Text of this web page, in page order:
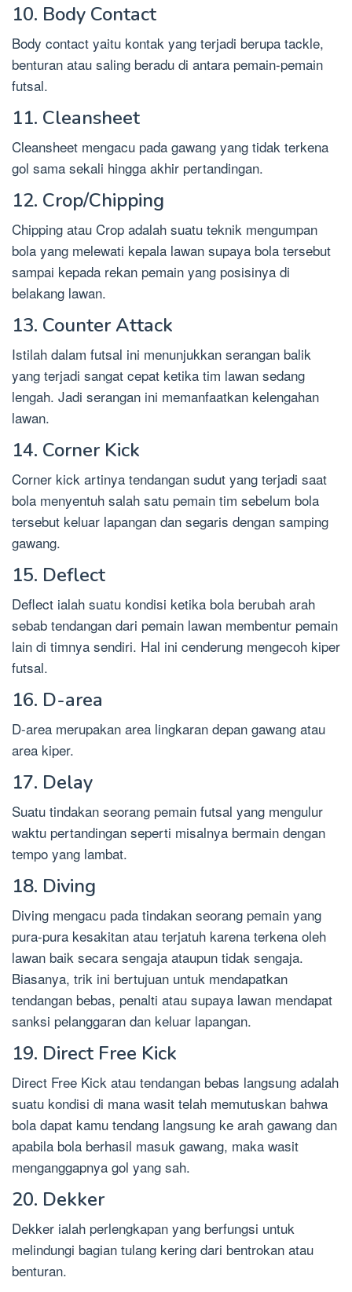
10. Body Contact
Body contact yaitu kontak yang terjadi berupa tackle,
benturan atau saling beradu di antara pemain-pemain
futsal.
11. Cleansheet
Cleansheet mengacu pada gawang yang tidak terkena
gol sama sekali hingga akhir pertandingan.
12. Crop/Chipping
Chipping atau Crop adalah suatu teknik mengumpan
bola yang melewati kepala lawan supaya bola tersebut
sampai kepada rekan pemain yang posisinya di
belakang lawan.
13. Counter Attack
Istilah dalam futsal ini menunjukkan serangan balik
yang terjadi sangat cepat ketika tim lawan sedang
lengah. Jadi serangan ini memanfaatkan kelengahan
lawan.
14. Corner Kick
Corner kick artinya tendangan sudut yang terjadi saat
bola menyentuh salah satu pemain tim sebelum bola
tersebut keluar lapangan dan segaris dengan samping
gawang.
15. Deflect
Deflect ialah suatu kondisi ketika bola berubah arah
sebab tendangan dari pemain lawan membentur pemain
lain di timnya sendiri. Hal ini cenderung mengecoh kiper
futsal.
16. D-area
D-area merupakan area lingkaran depan gawang atau
area kiper.
17. Delay
Suatu tindakan seorang pemain futsal yang mengulur
waktu pertandingan seperti misalnya bermain dengan
tempo yang lambat.
18. Diving
Diving mengacu pada tindakan seorang pemain yang
pura-pura kesakitan atau terjatuh karena terkena oleh
lawan baik secara sengaja ataupun tidak sengaja.
Biasanya, trik ini bertujuan untuk mendapatkan
tendangan bebas, penalti atau supaya lawan mendapat
sanksi pelanggaran dan keluar lapangan.
19. Direct Free Kick
Direct Free Kick atau tendangan bebas langsung adalah
suatu kondisi di mana wasit telah memutuskan bahwa
bola dapat kamu tendang langsung ke arah gawang dan
apabila bola berhasil masuk gawang, maka wasit
menganggapnya gol yang sah.
20. Dekker
Dekker ialah perlengkapan yang berfungsi untuk
melindungi bagian tulang kering dari bentrokan atau
benturan.